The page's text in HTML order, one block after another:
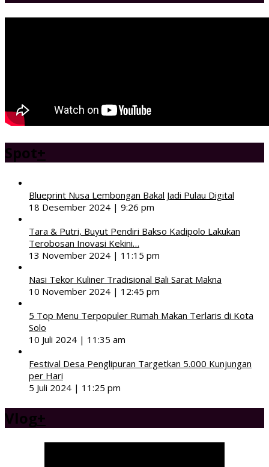
Spot+
Blueprint Nusa Lembongan Bakal Jadi Pulau Digital
18 Desember 2024 | 9:26 pm
Tara & Putri, Buyut Pendiri Bakso Kadipolo Lakukan
Terobosan Inovasi Kekini…
13 November 2024 | 11:15 pm
Nasi Tekor Kuliner Tradisional Bali Sarat Makna
10 November 2024 | 12:45 pm
5 Top Menu Terpopuler Rumah Makan Terlaris di Kota
Solo
10 Juli 2024 | 11:35 am
Festival Desa Penglipuran Targetkan 5.000 Kunjungan
per Hari
5 Juli 2024 | 11:25 pm
Vlog+